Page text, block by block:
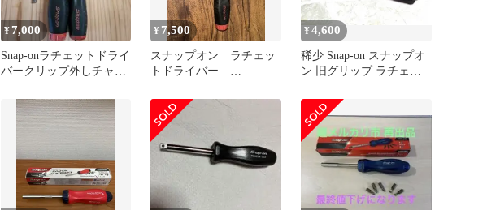
¥7,000
Snap-onラチェットドライ
バークリップ外しチャッ
¥ 7,500
スナップオン ラチェッ
トドライバー
¥4,600
稀少 Snap-on スナップオ
ン 旧グリップ ラチェッ
ブラック ビット 2本付属